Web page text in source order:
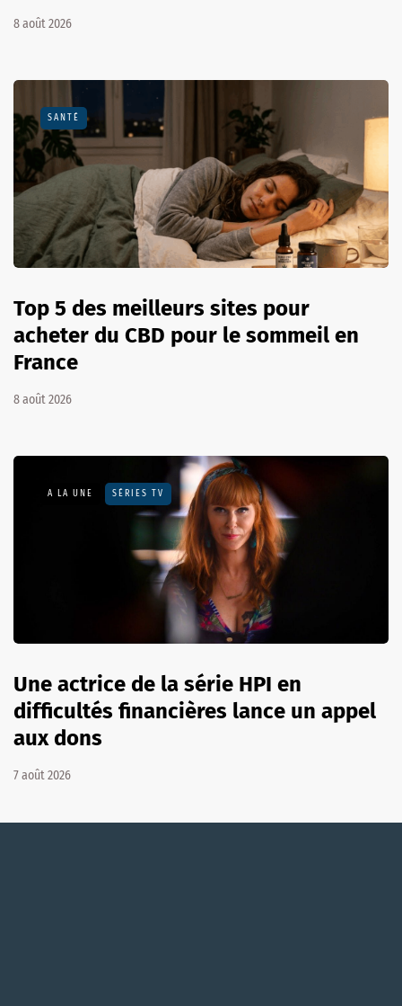
8 août 2026
SANTÉ
Top 5 des meilleurs sites pour
acheter du CBD pour le sommeil en
France
8 août 2026
A LA UNE SÉRIES TV
Une actrice de la série HPI en
difficultés financières lance un appel
aux dons
7 août 2026